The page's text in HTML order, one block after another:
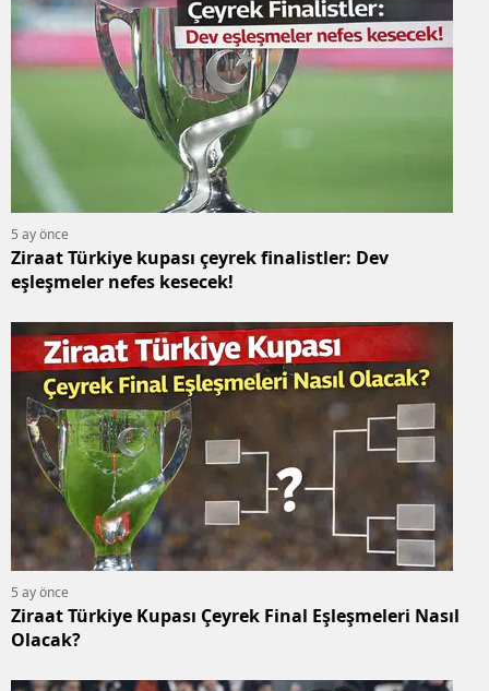
5 ay önce
Ziraat Türkiye kupası çeyrek finalistler: Dev
eşleşmeler nefes kesecek!
5 ay önce
Ziraat Türkiye Kupası Çeyrek Final Eşleşmeleri Nasıl
Olacak?